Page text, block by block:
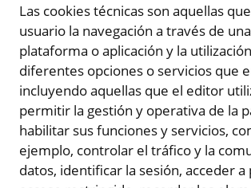
Las cookies técnicas son aquellas
usuario la navegación a través de
plataforma o aplicación y la
diferentes opciones o servicios que
incluyendo aquellas que el editor
permitir la gestión y operativa de la
habilitar sus funciones y servicios,
ejemplo, controlar el tráfico y la
datos, identificar la sesión, acceder a